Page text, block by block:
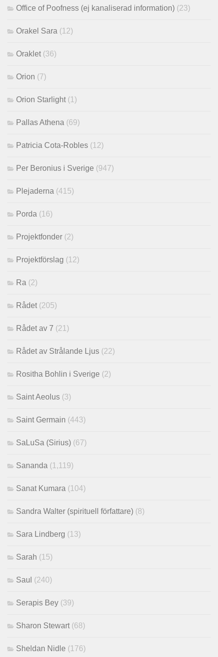
Office of Poofness (ej kanaliserad information) (23)
Orakel Sara (12)
Oraklet (36)
Orion (7)
Orion Starlight (1)
Pallas Athena (69)
Patricia Cota-Robles (12)
Per Beronius i Sverige (947)
Plejaderna (415)
Porda (16)
Projektfonder (2)
Projektförslag (12)
Ra (2)
Rådet (205)
Rådet av 7 (21)
Rådet av Strålande Ljus (22)
Rositha Bohlin i Sverige (2)
Saint Aeolus (3)
Saint Germain (443)
SaLuSa (Sirius) (67)
Sananda (1,119)
Sanat Kumara (104)
Sandra Walter (spirituell författare) (8)
Sara Lindberg (13)
Sarah (15)
Saul (240)
Serapis Bey (39)
Sharon Stewart (68)
Sheldan Nidle (176)